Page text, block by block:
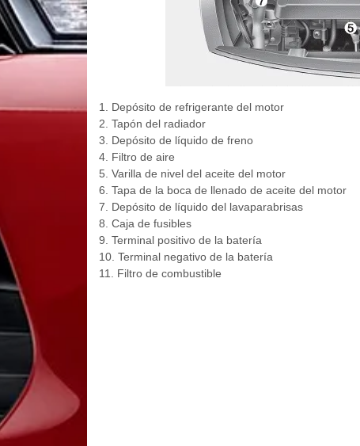
1. Depósito de refrigerante del motor
2. Tapón del radiador
3. Depósito de líquido de freno
4. Filtro de aire
5. Varilla de nivel del aceite del motor
6. Tapa de la boca de llenado de aceite del motor
7. Depósito de líquido del lavaparabrisas
8. Caja de fusibles
9. Terminal positivo de la batería
10. Terminal negativo de la batería
11. Filtro de combustible